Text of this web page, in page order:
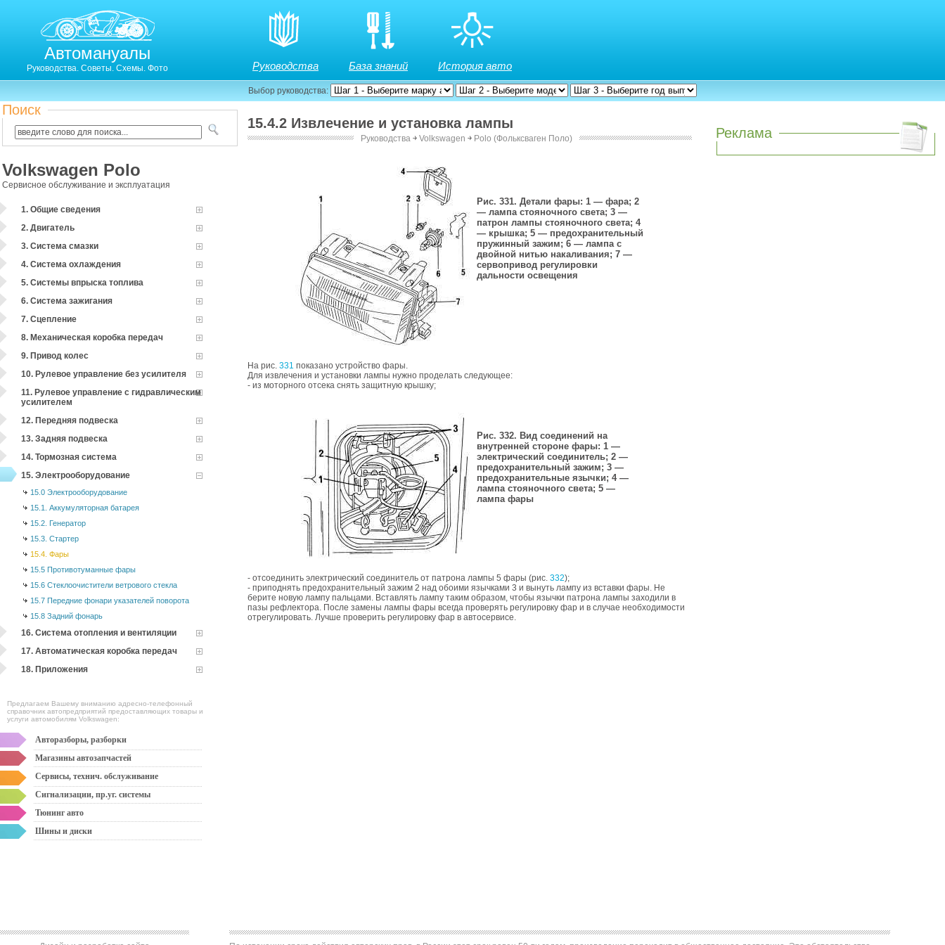
Автомануалы
Руководства. Советы. Схемы. Фото Руководства База знаний История авто
Выбор руководства:
Поиск
Volkswagen Polo
Сервисное обслуживание и эксплуатация
1. Общие сведения
2. Двигатель
3. Система смазки
4. Система охлаждения
5. Системы впрыска топлива
6. Система зажигания
7. Сцепление
8. Механическая коробка передач
9. Привод колес
10. Рулевое управление без усилителя
11. Рулевое управление с гидравлическим
усилителем
12. Передняя подвеска
13. Задняя подвеска
14. Тормозная система
15. Электрооборудование
15.0 Электрооборудование
15.1. Аккумуляторная батарея
15.2. Генератор
15.3. Стартер
15.4. Фары
15.5 Противотуманные фары
15.6 Стеклоочистители ветрового стекла
15.7 Передние фонари указателей поворота
15.8 Задний фонарь
16. Система отопления и вентиляции
17. Автоматическая коробка передач
18. Приложения
Предлагаем Вашему вниманию адресно-телефонный
справочник автопредприятий предоставляющих товары и
услуги автомобилям Volkswagen:
Авторазборы, разборки
Магазины автозапчастей
Сервисы, технич. обслуживание
Сигнализации, пр.уг. системы
Тюнинг авто
Шины и диски
15.4.2 Извлечение и установка лампы
Руководства ￫ Volkswagen ￫ Polo (Фольксваген Поло)
Рис. 331. Детали фары: 1 — фара; 2
— лампа стояночного света; 3 —
патрон лампы стояночного света; 4
— крышка; 5 — предохранительный
пружинный зажим; 6 — лампа с
двойной нитью накаливания; 7 —
сервопривод регулировки
дальности освещения
На рис.331 показано устройство фары.
Для извлечения и установки лампы нужно проделать следующее:
- из моторного отсека снять защитную крышку;
Рис. 332. Вид соединений на
внутренней стороне фары: 1 —
электрический соединитель; 2 —
предохранительный зажим; 3 —
предохранительные язычки; 4 —
лампа стояночного света; 5 —
лампа фары
- отсоединить электрический соединитель от патрона лампы 5 фары (рис.332);
- приподнять предохранительный зажим 2 над обоими язычками 3 и вынуть лампу из вставки фары. Не
берите новую лампу пальцами. Вставлять лампу таким образом, чтобы язычки патрона лампы заходили в
пазы рефлектора. После замены лампы фары всегда проверять регулировку фар и в случае необходимости
отрегулировать. Лучше проверить регулировку фар в автосервисе.
Реклама